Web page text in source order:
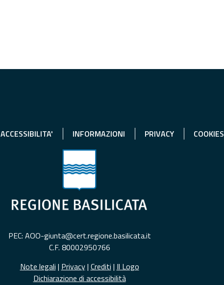
ACCESSIBILITA' INFORMAZIONI PRIVACY COOKIES
PEC: AOO-giunta@cert.regione.basilicata.it
C.F. 80002950766
Note legali | Privacy| Crediti | Il Logo
Dichiarazione di accessibilità